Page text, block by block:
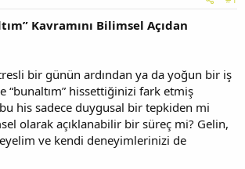
Kavramını Bilimsel Açıdan
bir günün ardından ya da yoğun bir iş
“bunaltım” hissettiğinizi fark etmiş
his sadece duygusal bir tepkiden mi
olarak açıklanabilir bir süreç mi? Gelin,
ve kendi deneyimlerinizi de